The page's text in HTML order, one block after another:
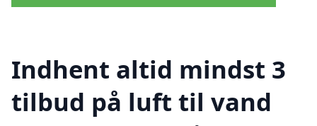
Indhent altid mindst 3
tilbud på luft til vand